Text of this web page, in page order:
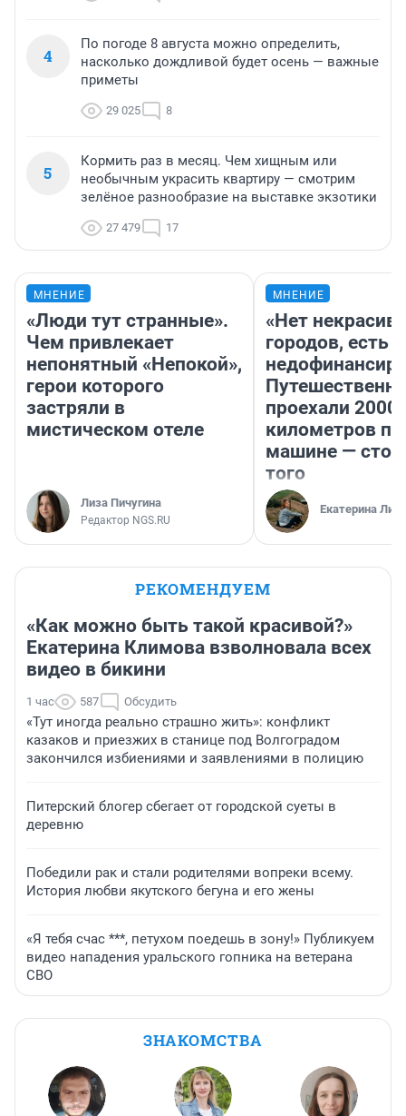
4
По погоде 8 августа можно определить,
насколько дождливой будет осень — важные
приметы
29 025 8
5
Кормить раз в месяц. Чем хищным или
необычным украсить квартиру — смотрим
зелёное разнообразие на выставке экзотики
27 479 17
МНЕНИЕ
«Люди тут странные».
Чем привлекает
непонятный «Непокой»,
герои которого
застряли в
мистическом отеле
Лиза Пичугина
Редактор NGS.RU
МНЕНИЕ
«Нет
городов, есть
проехали 2000
километров по
машине —
того
Екатерина
РЕКОМЕНДУЕМ
«Как можно быть такой красивой?»
Екатерина Климова взволновала всех
видео в бикини
1 час 587 Обсудить
«Тут иногда реально страшно жить»: конфликт
казаков и приезжих в станице под Волгоградом
закончился избиениями и заявлениями в полицию
Питерский блогер сбегает от городской суеты в
деревню
Победили рак и стали родителями вопреки всему.
История любви якутского бегуна и его жены
«Я тебя счас ***, петухом поедешь в зону!» Публикуем
видео нападения уральского гопника на ветерана
СВО
ЗНАКОМСТВА